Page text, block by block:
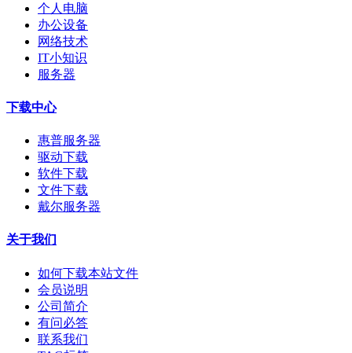
个人电脑
办公设备
网络技术
IT小知识
服务器
下载中心
惠普服务器
驱动下载
软件下载
文件下载
戴尔服务器
关于我们
如何下载本站文件
会员说明
公司简介
有问必答
联系我们